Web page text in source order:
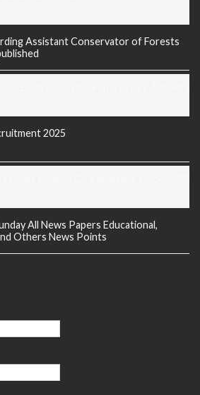
Assistant Conservator of Forests
2025
All News Papers Educational,
Others News Points